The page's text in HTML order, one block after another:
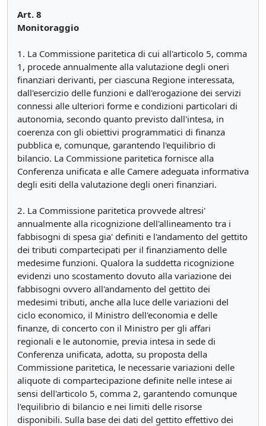
Art. 8
Monitoraggio
1. La Commissione paritetica di cui all'articolo 5, comma
1, procede annualmente alla valutazione degli oneri
finanziari derivanti, per ciascuna Regione interessata,
dall'esercizio delle funzioni e dall'erogazione dei servizi
connessi alle ulteriori forme e condizioni particolari di
autonomia, secondo quanto previsto dall'intesa, in
coerenza con gli obiettivi programmatici di finanza
pubblica e, comunque, garantendo l'equilibrio di
bilancio. La Commissione paritetica fornisce alla
Conferenza unificata e alle Camere adeguata informativa
degli esiti della valutazione degli oneri finanziari.
2. La Commissione paritetica provvede altresi'
annualmente alla ricognizione dell'allineamento tra i
fabbisogni di spesa gia' definiti e l'andamento del gettito
dei tributi compartecipati per il finanziamento delle
medesime funzioni. Qualora la suddetta ricognizione
evidenzi uno scostamento dovuto alla variazione dei
fabbisogni ovvero all'andamento del gettito dei
medesimi tributi, anche alla luce delle variazioni del
ciclo economico, il Ministro dell'economia e delle
finanze, di concerto con il Ministro per gli affari
regionali e le autonomie, previa intesa in sede di
Conferenza unificata, adotta, su proposta della
Commissione paritetica, le necessarie variazioni delle
aliquote di compartecipazione definite nelle intese ai
sensi dell'articolo 5, comma 2, garantendo comunque
l'equilibrio di bilancio e nei limiti delle risorse
disponibili. Sulla base dei dati del gettito effettivo dei